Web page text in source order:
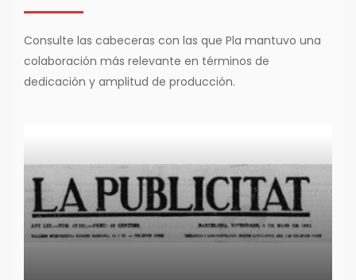
Consulte las cabeceras con las que Pla mantuvo una
colaboración más relevante en términos de
dedicación y amplitud de producción.